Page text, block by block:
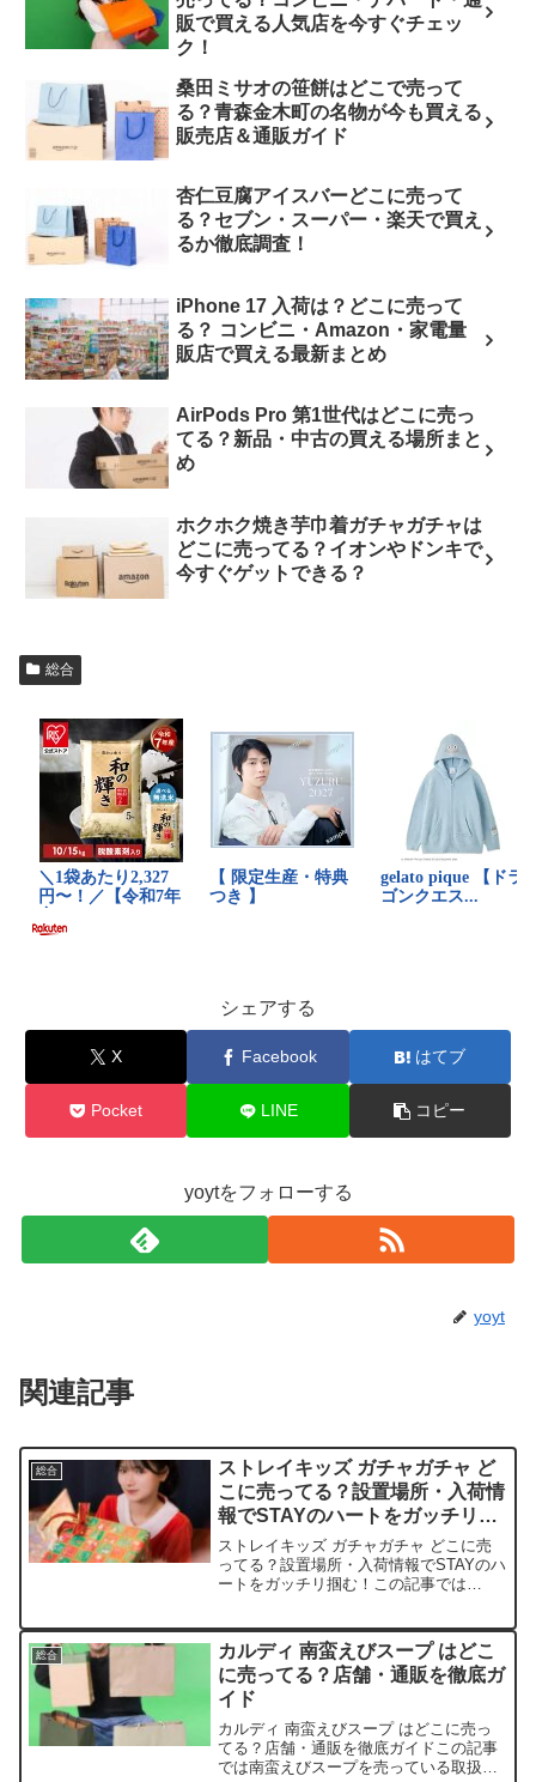
販で買える人気店を今すぐチェッ
ク！
桑田ミサオの笹餅はどこで売って
る？青森金木町の名物が今も買える
販売店＆通販ガイド
杏仁豆腐アイスバーどこに売って
る？セブン・スーパー・楽天で買え
るか徹底調査！
iPhone 17 入荷は？どこに売って
る？ コンビニ・Amazon・家電量
販店で買える最新まとめ
AirPods Pro 第1世代はどこに売っ
てる？新品・中古の買える場所まと
め
ホクホク焼き芋巾着ガチャガチャは
どこに売ってる？イオンやドンキで
今すぐゲットできる？
総合
シェアする
X Facebook はてブ
Pocket LINE コピー
yoytをフォローする
yoyt
関連記事
総合
ストレイキッズ ガチャガチャ ど
こに売ってる？設置場所・入荷情
報でSTAYのハートをガッチリ掴
む！
ストレイキッズ ガチャガチャ どこに売
ってる？設置場所・入荷情報でSTAYのハ
ートをガッチリ掴む！この記事では
を手短に紹介します。STAYの皆さん、き
っと役立つはず...
総合
カルディ 南蛮えびスープ はどこ
に売ってる？店舗・通販を徹底ガ
イド
カルディ 南蛮えびスープ はどこに売っ
てる？店舗・通販を徹底ガイドこの記事
では南蛮えびスープを売っている取扱店